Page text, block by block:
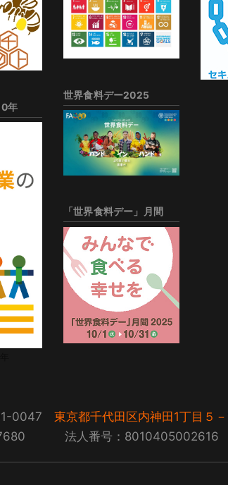
年
世界食料デー2025
「世界食料デー」月間
0047 東京都千代田区内神田1丁目５
7680 法人番号：8010405002616